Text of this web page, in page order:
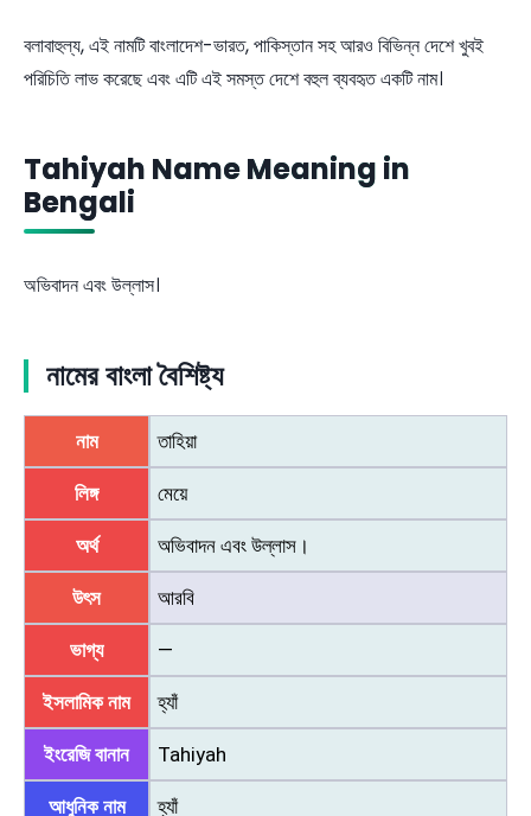
বলাবাহুল্য, এই নামটি বাংলাদেশ-ভারত, পাকিস্তান সহ আরও বিভিন্ন দেশে খুবই
পরিচিতি লাভ করেছে এবং এটি এই সমস্ত দেশে বহুল ব্যবহৃত একটি নাম।
Tahiyah Name Meaning in
Bengali
অভিবাদন এবং উল্লাস।
নামের বাংলা বৈশিষ্ট্য
নাম তাহিয়া
লিঙ্গ মেয়ে
অর্থ অভিবাদন এবং উল্লাস।
উৎস আরবি
ভাগ্য —
ইসলামিক নাম হ্যাঁ
ইংরেজি বানান Tahiyah
আধুনিক নাম হ্যাঁ